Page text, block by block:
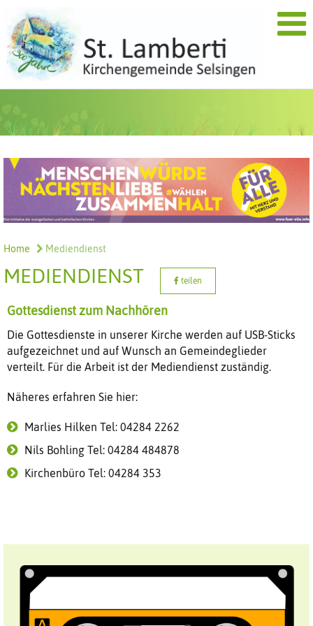
Home Mediendienst
MEDIENDIENST teilen
Gottesdienst zum Nachhören
Die Gottesdienste in unserer Kirche werden auf USB-Sticks
aufgezeichnet und auf Wunsch an Gemeindeglieder
verteilt. Für die Arbeit ist der Mediendienst zuständig.
Näheres erfahren Sie hier:
Marlies Hilken Tel: 04284 2262
Nils Bohling Tel: 04284 484878
Kirchenbüro Tel: 04284 353